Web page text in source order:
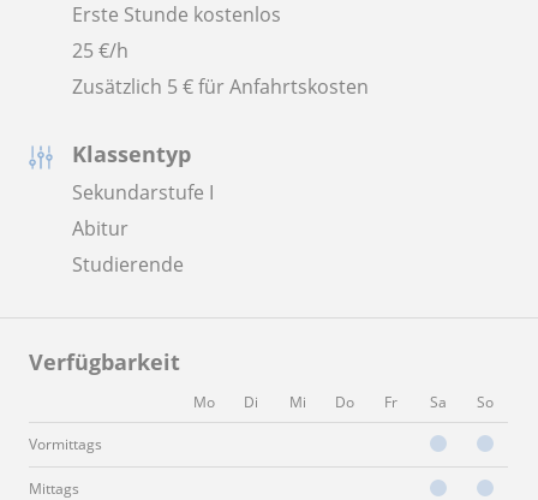
Erste Stunde kostenlos
25€/h
Zusätzlich 5 € für Anfahrtskosten
Klassentyp
Sekundarstufe I
Abitur
Studierende
Verfügbarkeit
Mo Di Mi Do Fr Sa So
Vormittags
Mittags